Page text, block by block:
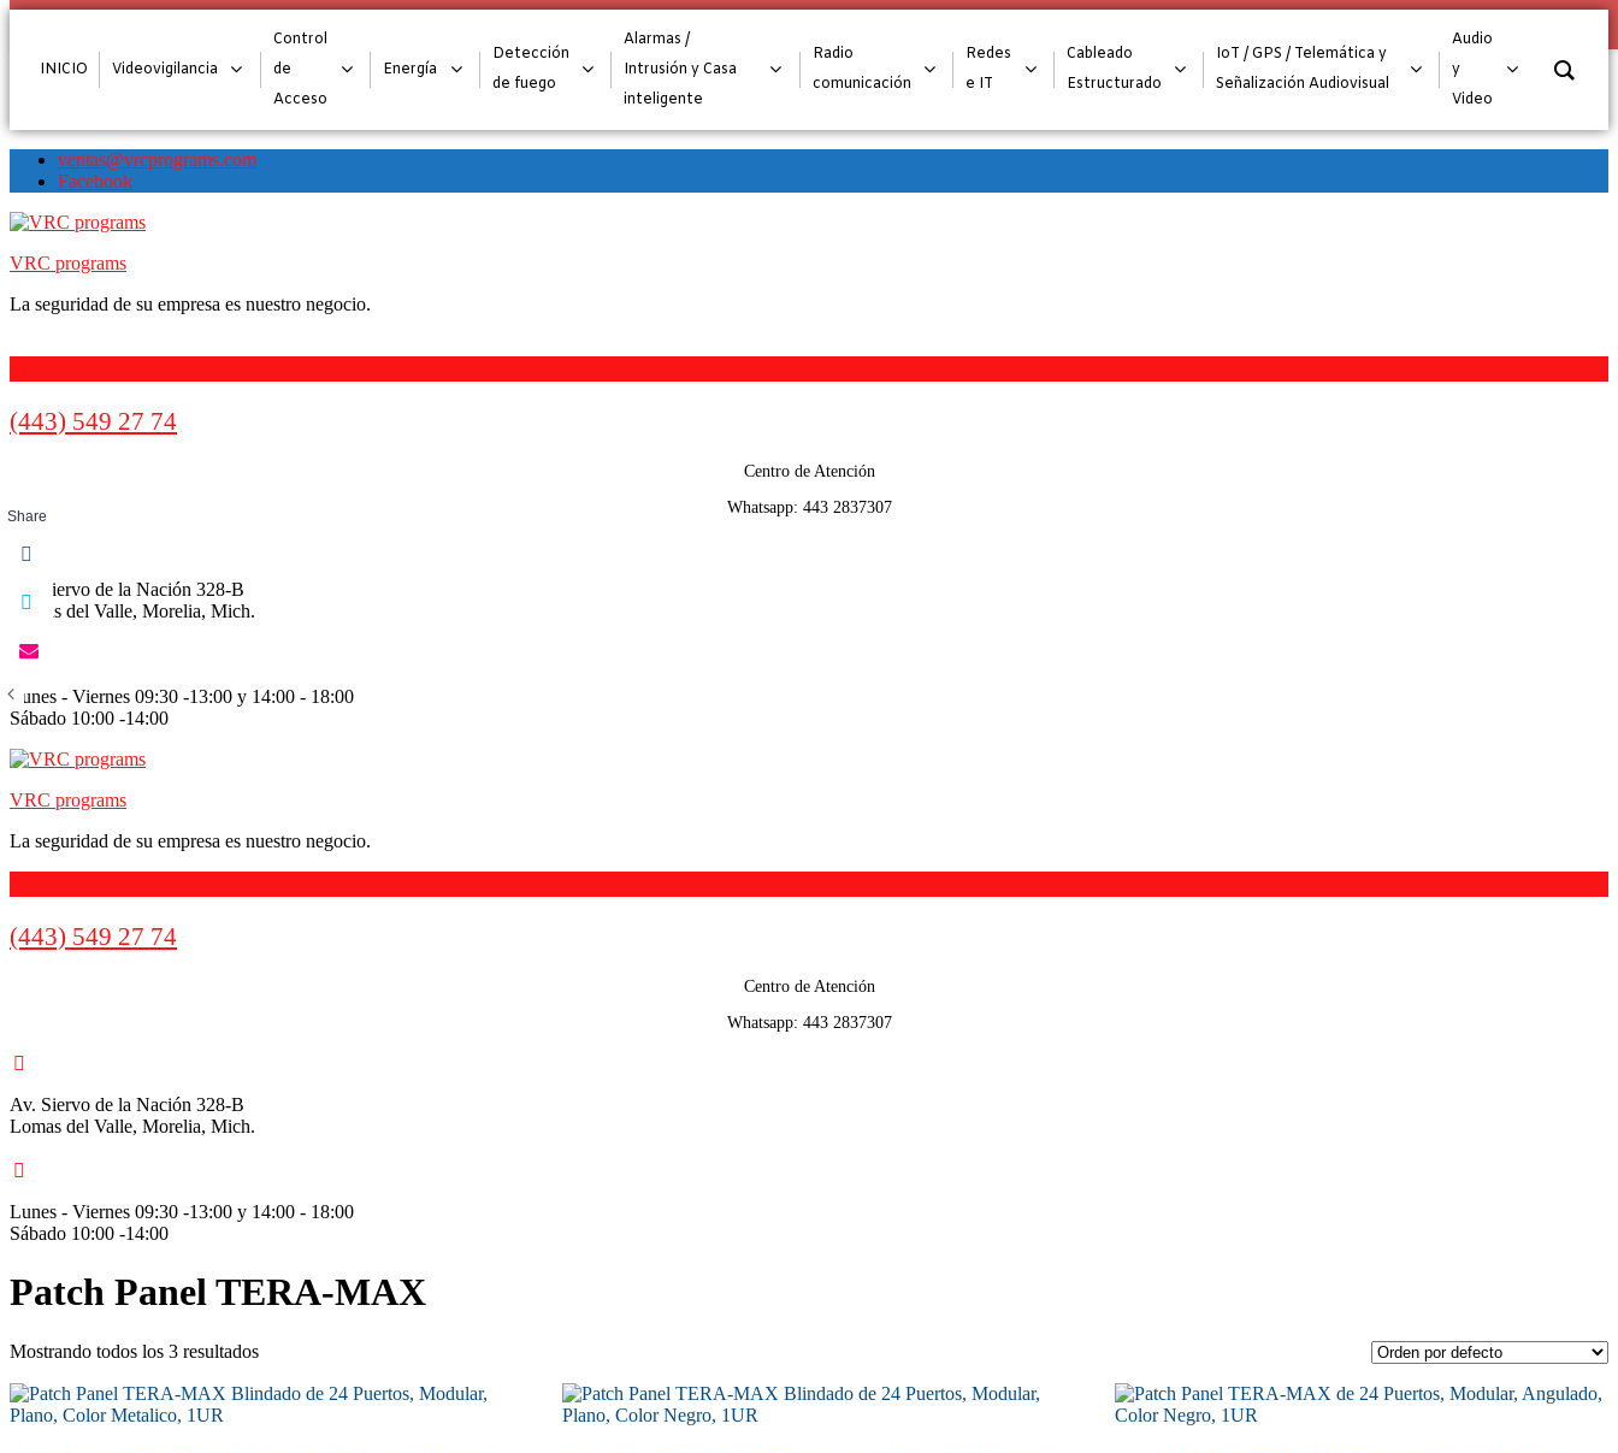
INICIO Videovigilancia
Control
de
Acceso
Energía
Detección
de fuego
Alarmas /
Intrusión y Casa
inteligente
Radio
comunicación
Redes
e IT
Cableado
Estructurado
IoT / GPS / Telemática y
Señalización Audiovisual
Audio
y
Video
Skip
navigation
Skip
content
ventas@vrcprograms.com
Facebook
VRC programs
La seguridad de su empresa es nuestro negocio.
Call
(443) 549 27 74
Centro de Atención
Whatsapp: 443 2837307
Av. Siervo de la Nación 328-B
Lomas del Valle, Morelia, Mich.
Lunes - Viernes 09:30 -13:00 y 14:00 - 18:00
Sábado 10:00 -14:00
VRC programs
La seguridad de su empresa es nuestro negocio.
Call
(443) 549 27 74
Centro de Atención
Whatsapp: 443 2837307
Av. Siervo de la Nación 328-B
Lomas del Valle, Morelia, Mich.
Lunes - Viernes 09:30 -13:00 y 14:00 - 18:00
Sábado 10:00 -14:00
Patch Panel TERA-MAX
Mostrando todos los 3 resultados
Share